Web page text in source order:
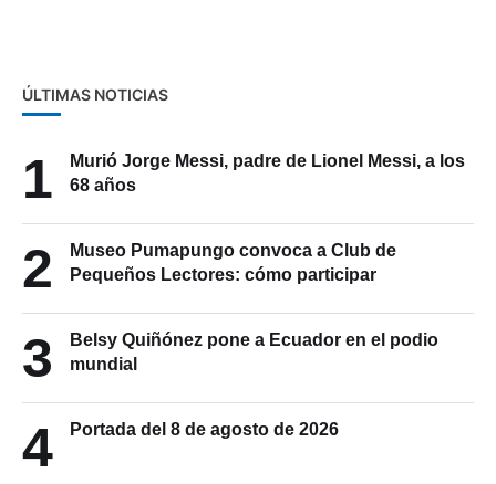
ÚLTIMAS NOTICIAS
1
Murió Jorge Messi, padre de Lionel Messi, a los
68 años
2
Museo Pumapungo convoca a Club de
Pequeños Lectores: cómo participar
3
Belsy Quiñónez pone a Ecuador en el podio
mundial
4 Portada del 8 de agosto de 2026